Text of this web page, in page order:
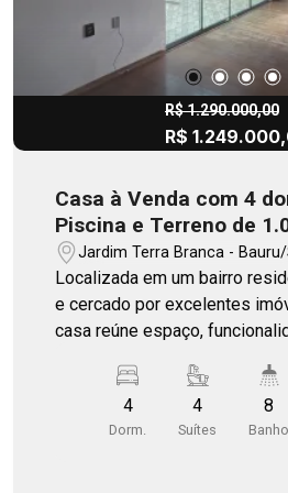
no Condomínio Alphaville, a
segurança 24 horas,
estilo de vida exclusivo para
qualidade, conforto e
R$ 1.290.000,00
R$
Casa à Venda com 4
Piscina e Terreno de
para Moradia ou
Jardim Terra Branca - Bauru/
Localizada em um bairro
e cercado por excelentes
casa reúne espaço,
m², é uma excelente opção
busca uma residência
investidores ou
4
Dorm.
4
Suítes
8
Banho